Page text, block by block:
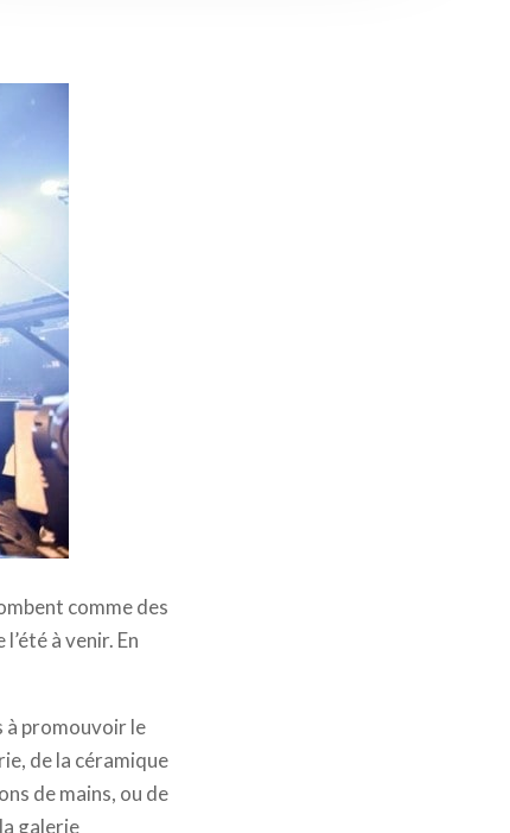
comme des
à venir. En
à promouvoir le
de la céramique
de mains, ou de
galerie